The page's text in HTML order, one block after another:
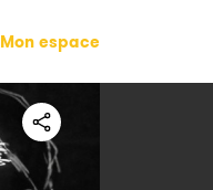
Mon espace